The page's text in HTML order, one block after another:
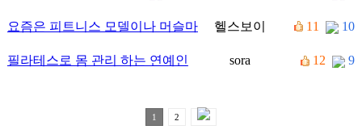
요즘은 피트니스 모델이나 머슬마
(3)
헬스보이 11 10
필라테스로 몸 관리 하는 연예인
sora 12 9
1 2